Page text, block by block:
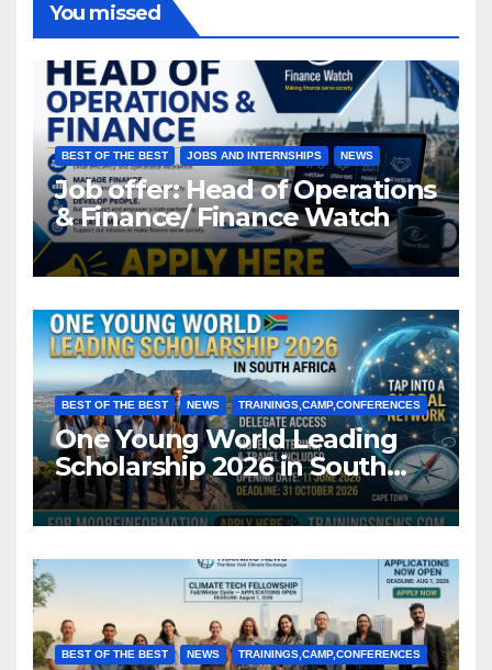
You missed
BEST OF THE BEST JOBS AND INTERNSHIPS NEWS
Job offer: Head of Operations
& Finance/ Finance Watch
BEST OF THE BEST NEWS TRAININGS,CAMP,CONFERENCES
One Young World Leading
Scholarship 2026 in South
Africa (Fully Funded)
BEST OF THE BEST NEWS TRAININGS,CAMP,CONFERENCES